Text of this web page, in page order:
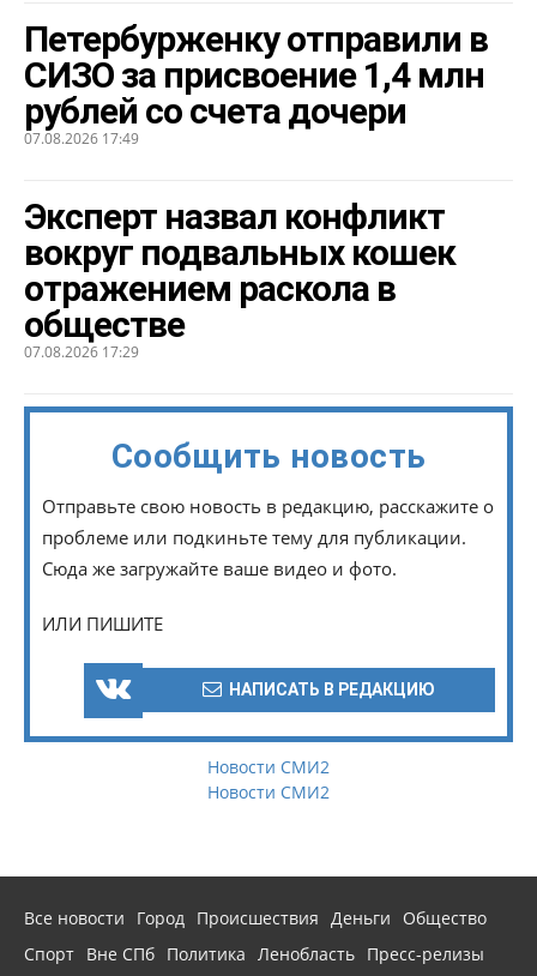
Петербурженку отправили в
СИЗО за присвоение 1,4 млн
рублей со счета дочери
07.08.2026 17:49
Эксперт назвал конфликт
вокруг подвальных кошек
отражением раскола в
обществе
07.08.2026 17:29
Сообщить новость
Отправьте свою новость в редакцию, расскажите о
проблеме или подкиньте тему для публикации.
Сюда же загружайте ваше видео и фото.
ИЛИ ПИШИТЕ
НАПИСАТЬ В РЕДАКЦИЮ
Новости СМИ2
Новости СМИ2
Все новости Город Происшествия Деньги
Общество
Спорт Вне СПб Политика Ленобласть Пресс-релизы